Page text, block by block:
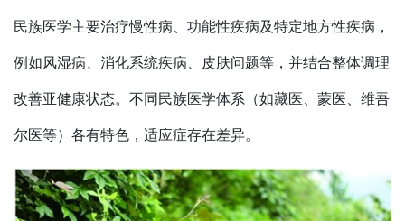
民族医学主要治疗慢性病、功能性疾病及特定地方性疾病，
例如风湿病、消化系统疾病、皮肤问题等，并结合整体调理
改善亚健康状态。不同民族医学体系（如藏医、蒙医、维吾
尔医等）各有特色，适应症存在差异。